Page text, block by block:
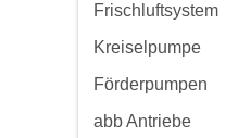
Frischluftsystem
Kreiselpumpe
Förderpumpen
abb Antriebe